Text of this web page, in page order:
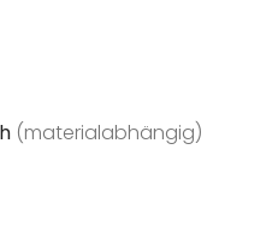
(materialabhängig)